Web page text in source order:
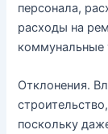
персонала,
расходы на
коммунальные
Отклонения.
поскольку